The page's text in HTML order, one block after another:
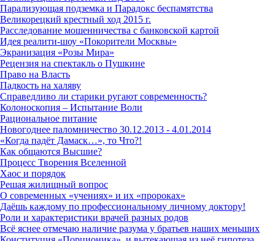
Парализующая подземка и Парадокс беспамятства
Великорецкий крестный ход 2015 г.
Расследование мошенничества с банковской картой
Идея реалити-шоу «Покорители Москвы»
Экранизация «Розы Мира»
Рецензия на спектакль о Пушкине
Право на Власть
Падкость на халяву
Справедливо ли старики ругают современность?
Колоноскопия – Испытание Воли
Рациональное питание
Новогоднее паломничество 30.12.2013 - 4.01.2014
«Когда падёт Дамаск…», то Что?!
Как общаются Высшие?
Процесс Творения Вселенной
Хаос и порядок
Решая жилищный вопрос
О современных «учениях» и их «пророках»
Даёшь каждому по профессиональному личному доктору!
Роли и характеристики врачей разных родов
Всё яснее отмечаю наличие разума у братьев наших меньших